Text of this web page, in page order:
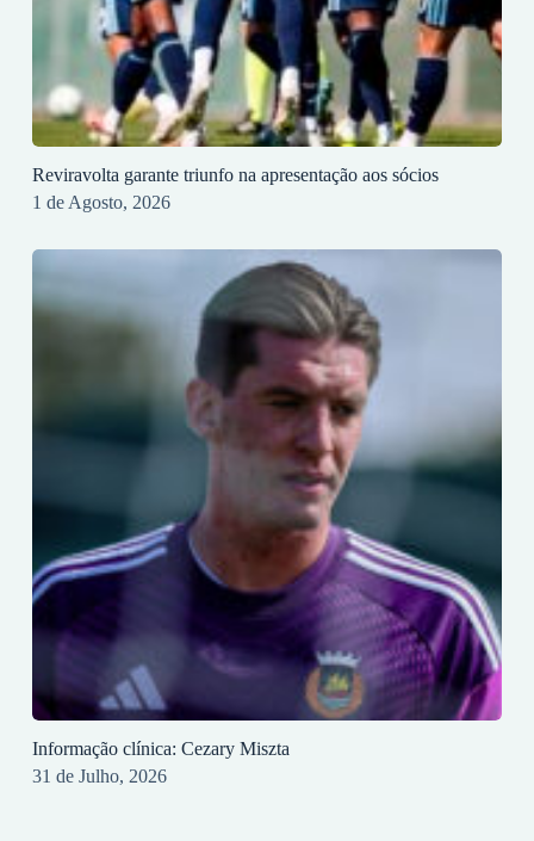
Reviravolta garante triunfo na apresentação aos sócios
1 de Agosto, 2026
Informação clínica: Cezary Miszta
31 de Julho, 2026